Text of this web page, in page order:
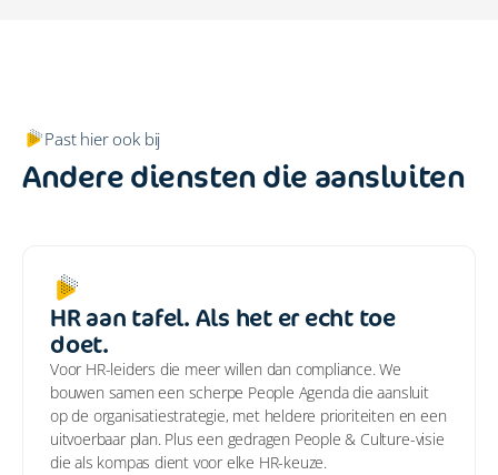
Past hier ook bij
Andere diensten die aansluiten
HR aan tafel. Als het er echt toe
doet.
Voor HR-leiders die meer willen dan compliance. We
bouwen samen een scherpe People Agenda die aansluit
op de organisatiestrategie, met heldere prioriteiten en een
uitvoerbaar plan. Plus een gedragen People & Culture-visie
die als kompas dient voor elke HR-keuze.